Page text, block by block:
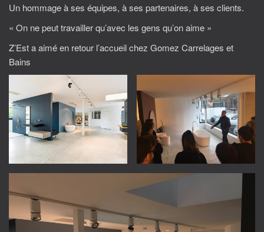
Un hommage à ses équipes, à ses partenaires, à ses clients.
« On ne peut travailler qu’avec les gens qu’on aime »
Z’Est a aimé en retour l’accueil chez Gomez Carrelages et
Bains